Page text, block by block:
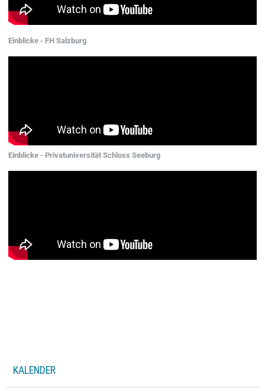
Einblicke - FH Salzburg
Einblicke - Privatuniversität Schloss Seeburg
KALENDER